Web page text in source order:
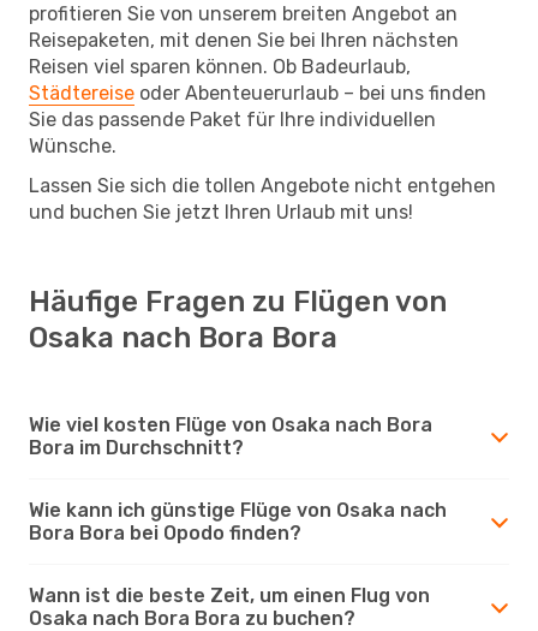
profitieren Sie von unserem breiten Angebot an
Reisepaketen, mit denen Sie bei Ihren nächsten
Reisen viel sparen können. Ob Badeurlaub,
Städtereise oder Abenteuerurlaub – bei uns finden
Sie das passende Paket für Ihre individuellen
Wünsche.
Lassen Sie sich die tollen Angebote nicht entgehen
und buchen Sie jetzt Ihren Urlaub mit uns!
Häufige Fragen zu Flügen von
Osaka nach Bora Bora
Wie viel kosten Flüge von Osaka nach Bora
Bora im Durchschnitt?
Wie kann ich günstige Flüge von Osaka nach
Bora Bora bei Opodo finden?
Wann ist die beste Zeit, um einen Flug von
Osaka nach Bora Bora zu buchen?